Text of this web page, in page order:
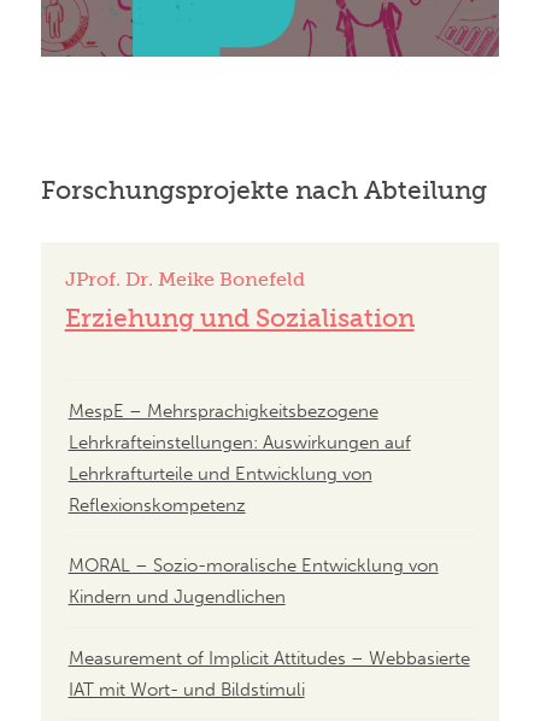
Forschungsprojekte nach Abteilung
JProf. Dr. Meike Bonefeld
Erziehung und Sozialisation
MespE – Mehrsprachigkeitsbezogene
Lehrkrafteinstellungen: Auswirkungen auf
Lehrkrafturteile und Entwicklung von
Reflexionskompetenz
MORAL – Sozio-moralische Entwicklung von
Kindern und Jugendlichen
Measurement of Implicit Attitudes – Webbasierte
IAT mit Wort- und Bildstimuli